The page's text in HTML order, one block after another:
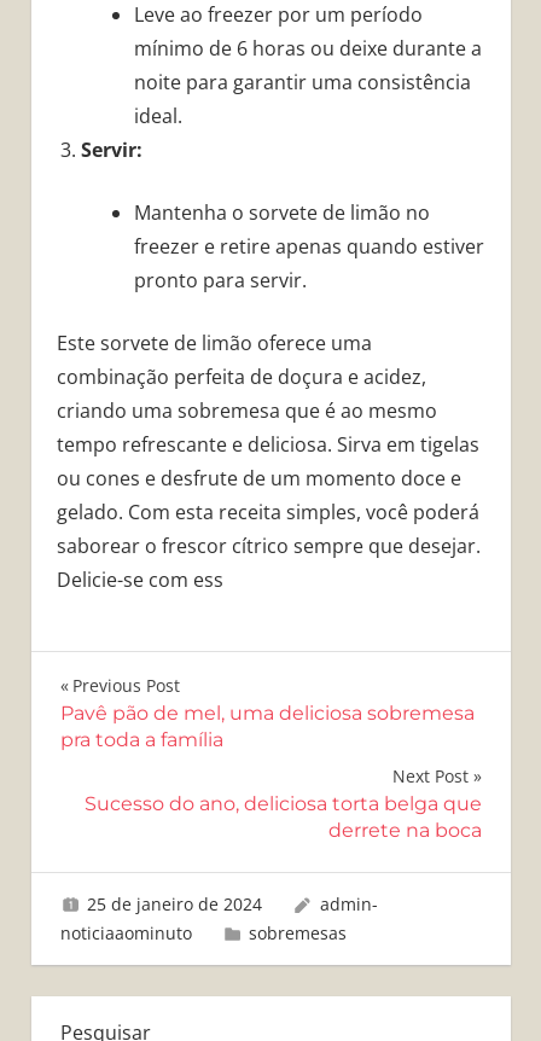
Leve ao freezer por um período
mínimo de 6 horas ou deixe durante a
noite para garantir uma consistência
ideal.
Servir:
Mantenha o sorvete de limão no
freezer e retire apenas quando estiver
pronto para servir.
Este sorvete de limão oferece uma
combinação perfeita de doçura e acidez,
criando uma sobremesa que é ao mesmo
tempo refrescante e deliciosa. Sirva em tigelas
ou cones e desfrute de um momento doce e
gelado. Com esta receita simples, você poderá
saborear o frescor cítrico sempre que desejar.
Delicie-se com ess
Navegação
de
Post
Previous Post
Pavê pão de mel, uma deliciosa sobremesa
pra toda a família
Next Post
Sucesso do ano, deliciosa torta belga que
derrete na boca
25 de janeiro de 2024
admin-
noticiaaominuto
sobremesas
Pesquisar